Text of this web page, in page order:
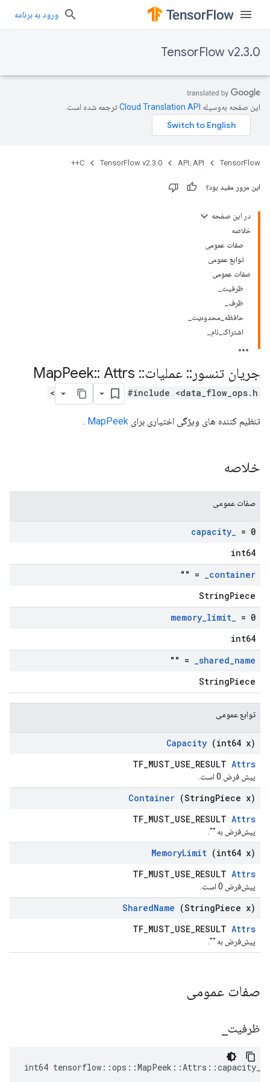
ورود به برنامه
TensorFlow v2.3.0
این صفحه به‌وسیله ترجمه شده است.
TensorFlow API، API TensorFlow v2.3.0
C++
این مرور مفید بود؟
در این صفحه
خلاصه
صفات عمومی
توابع عمومی
صفات عمومی
ظرفیت_
ظرف_
حافظه_محدودیت_
اشتراک_نام_
جریان تنسور :: عملیات::
Peek:: Attrs
#include <data_flow_ops.h>
تنظیم کننده های ویژگی اختیاری برای MapPeek
.
خلاصه
صفات عمومی
capacity_ = 0
int64
container
_
= ""
StringPiece
memory_limit_ = 0
int64
shared_name
_
= ""
StringPiece
توابع عمومی
Capacity (int64 x)
TF_MUST_USE_RESULT Attrs
پیش فرض 0 است.
Container (StringPiece x)
TF_MUST_USE_RESULT Attrs
پیش‌فرض به "".
MemoryLimit (int64 x)
TF_MUST_USE_RESULT Attrs
پیش‌فرض 0 است.
SharedName (StringPiece x)
TF_MUST_USE_RESULT Attrs
پیش‌فرض به "".
صفات عمومی
ظرفیت
int64 tensorflow::ops::MapPeek::Attrs::capacity_